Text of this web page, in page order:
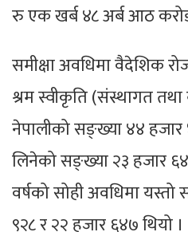
रु एक खर्ब ४८ अर्ब आठ
समीक्षा अवधिमा वैदेशिक
श्रम स्वीकृति (संस्थागत
नेपालीको सङ्ख्या ४४ हजार
लिनेको सङ्ख्या २३ हजार
वर्षको सोही अवधिमा
९२८ र २२ हजार ६४७ थियो ।